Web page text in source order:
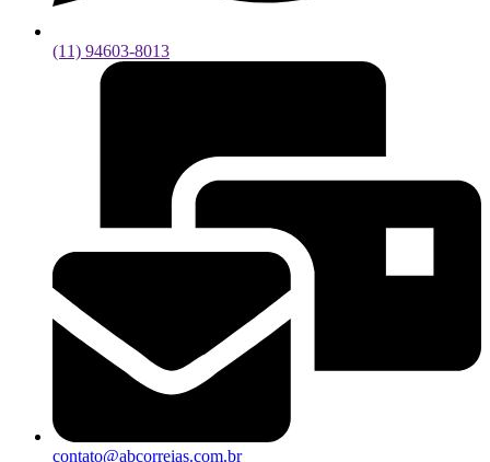
(11) 94603-8013
contato@abcorreias.com.br